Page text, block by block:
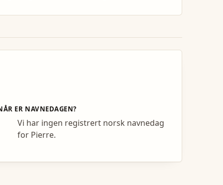
ER NAVNEDAGEN?
Vi har ingen registrert norsk navnedag
for Pierre.